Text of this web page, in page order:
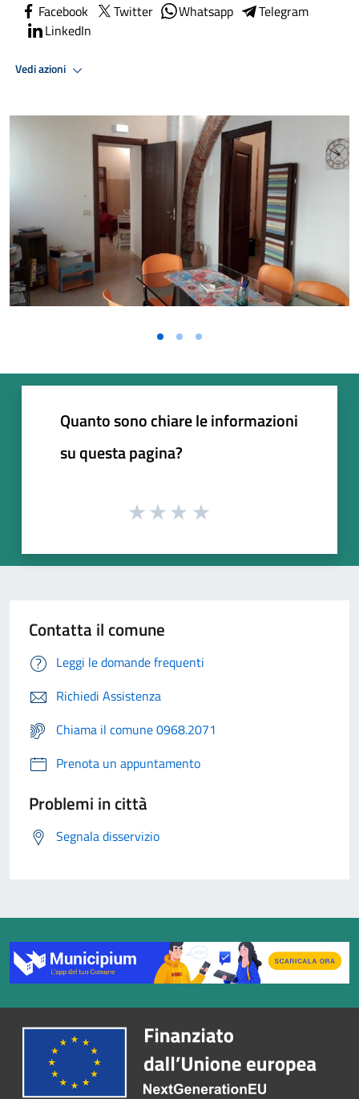
Facebook Twitter Whatsapp
Telegram
LinkedIn
Vedi azioni
Quanto sono chiare le informazioni
su questa pagina?
Contatta il comune
Leggi le domande frequenti
Richiedi Assistenza
Chiama il comune 0968.2071
Prenota un appuntamento
Problemi in città
Segnala disservizio